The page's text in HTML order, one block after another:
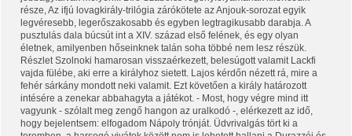
része, Az ifjú lovagkirály-trilógia zárókötete az Anjouk-sorozat egyik
legvéresebb, legerőszakosabb és egyben legtragikusabb darabja. A
pusztulás dala búcsút int a XIV. század első felének, és egy olyan
életnek, amilyenben hőseinknek talán soha többé nem lesz részük.
Részlet Szolnoki hamarosan visszaérkezett, belesúgott valamit Lackfi
vajda fülébe, aki erre a királyhoz sietett. Lajos kérdőn nézett rá, mire a
fehér sárkány mondott neki valamit. Ezt követően a király határozott
intésére a zenekar abbahagyta a játékot. - Most, hogy végre mind itt
vagyunk - szólalt meg zengő hangon az uralkodó -, elérkezett az idő,
hogy bejelentsem: elfogadom Nápoly trónját. Üdvrivalgás tört ki a